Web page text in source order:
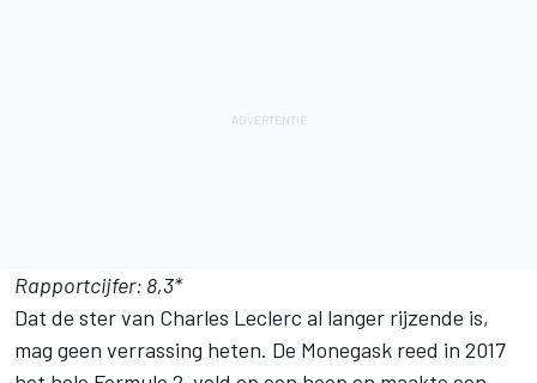
Rapportcijfer: 8,3*
Dat de ster van Charles Leclerc al langer rijzende is,
mag geen verrassing heten. De Monegask reed in 2017